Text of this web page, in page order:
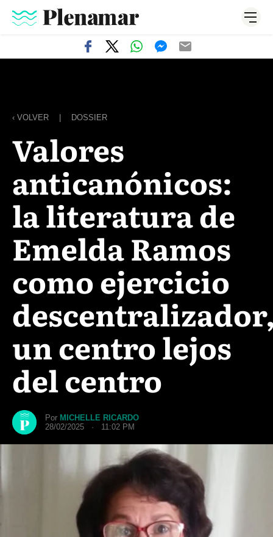
‹ VOLVER DOSSIER
Valores
anticanónicos:
la literatura de
Emelda Ramos
como ejercicio
un centro lejos
del centro
Por MICHELLE RICARDO
28/02/2025 · 11:02 PM